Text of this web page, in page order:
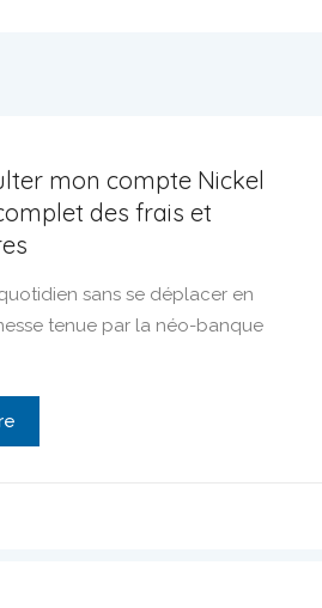
mon compte Nickel
des frais et
sans se déplacer en
tenue par la néo-banque